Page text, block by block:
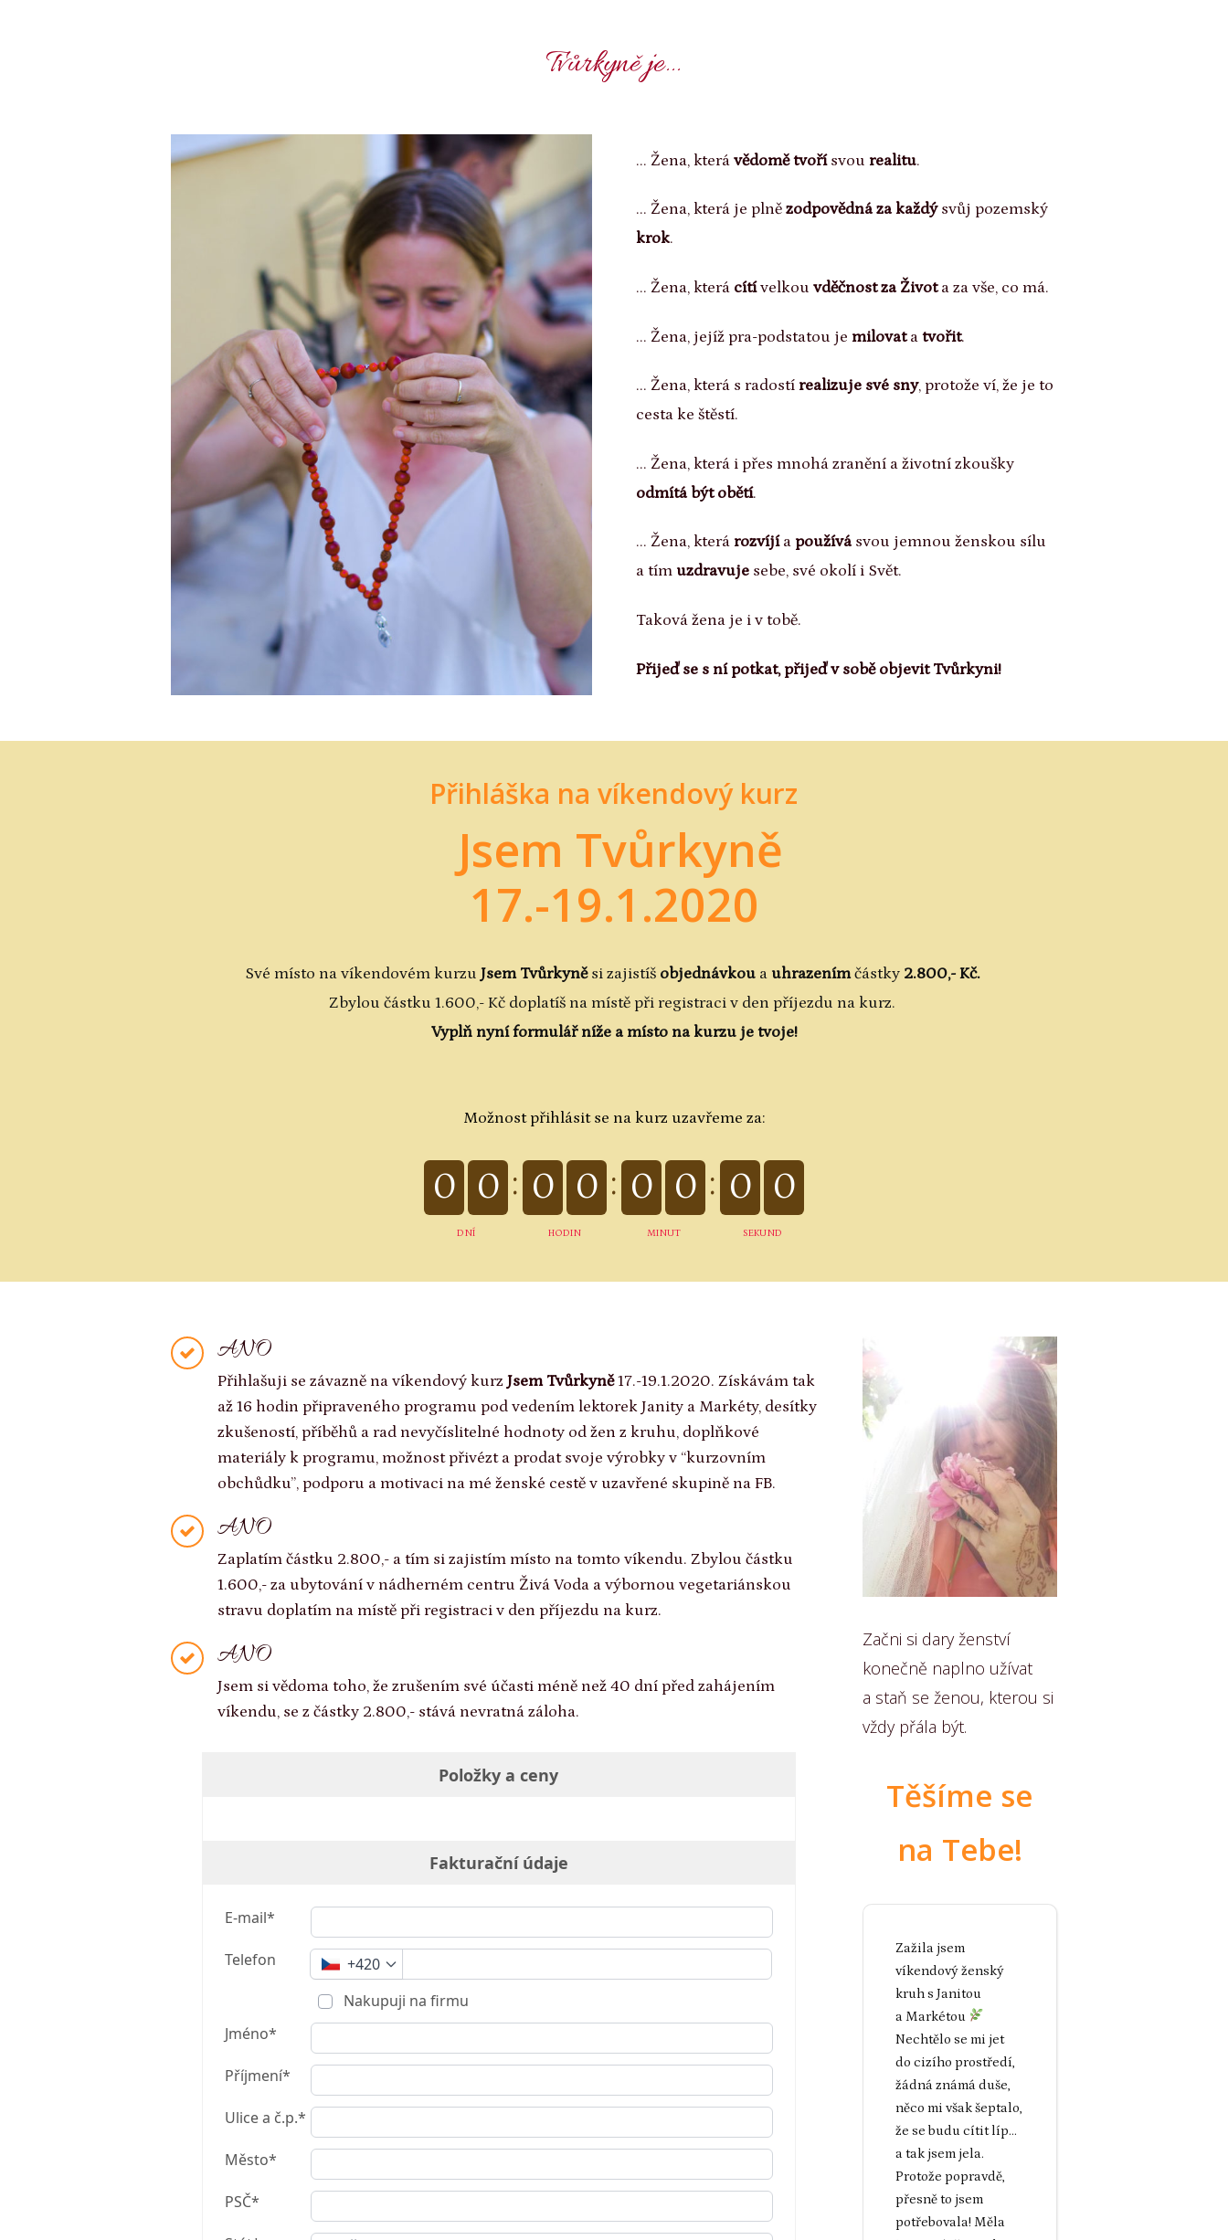
Tvůrkyně je...
... Žena, kterávědomě tvořísvou realitu.
... Žena, která je plnězodpovědná za každýsvůj pozemský
krok.
... Žena, která cítívelkouvděčnost za Života za vše, co má.
... Žena, jejíž pra-podstatou je milovatatvořit.
... Žena, která s radostí realizuje své sny, protože ví, že je to
cesta ke štěstí.
... Žena, která i přes mnohá zranění a životní zkoušky
odmítá být obětí.
... Žena, která rozvíjía používá svou jemnou ženskou sílu
a tím uzdravuje sebe, své okolí i Svět.
Taková žena je i v tobě.
Přijeď se s ní potkat, přijeď v sobě objevit Tvůrkyni!
Přihláška na víkendový kurz
Jsem Tvůrkyně
17.-19.1.2020
Své místo na víkendovém kurzu Jsem Tvůrkyně si zajistíš objednávkou auhrazenímčástky 2.800,- Kč.
Zbylou částku 1.600,- Kč doplatíš na místě při registraci v den příjezdu na kurz.
Vyplň nyní formulář níže a místo na kurzu je tvoje!
Možnost přihlásit se na kurz uzavřeme za:
0 0
DNÍ
0 0
HODIN
0 0
MINUT
0 0
SEKUND
ANO
Přihlašuji se závazně na víkendový kurz Jsem Tvůrkyně17.-19.1.2020. Získávám tak
až 16 hodin připraveného programu pod vedením lektorek Janity a Markéty, desítky
zkušeností, příběhů a rad nevyčíslitelné hodnoty od žen z kruhu, doplňkové
materiály k programu, možnost přivézt a prodat svoje výrobky v “kurzovním
obchůdku”, podporu a motivaci na mé ženské cestě v uzavřené skupině na FB.
ANO
Zaplatím částku 2.800,- a tím si zajistím místo na tomto víkendu. Zbylou částku
1.600,- za ubytování v nádherném centru Živá Voda a výbornou vegetariánskou
stravu doplatím na místě při registraci v den příjezdu na kurz.
ANO
Jsem si vědoma toho, že zrušením své účasti méně než 40 dní před zahájením
víkendu, se z částky 2.800,- stává nevratná záloha.
Položky a ceny
Fakturační údaje
E-mail*
Telefon
+420
Nakupuji na firmu
Jméno*
Příjmení*
Ulice a č.p.*
Město*
PSČ*
Začni si dary ženství
konečně naplno užívat
a staň se ženou, kterou si
vždy přála být.
Těšíme se
na Tebe!
Zažila jsem
víkendový ženský
kruh s Janitou
a Markétou
Nechtělo se mi jet
do cizího prostředí,
žádná známá duše,
něco mi však šeptalo,
že se budu cítit líp...
a tak jsem jela.
Protože popravdě,
přesně to jsem
potřebovala! Měla